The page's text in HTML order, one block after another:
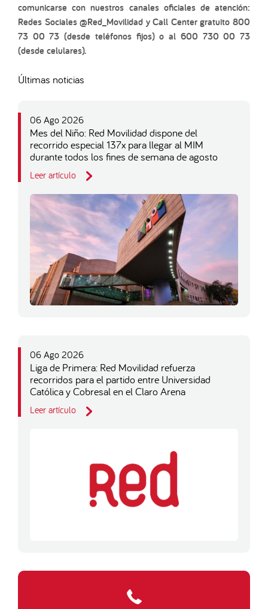
comunicarse con nuestros canales oficiales de atención:
Redes Sociales @Red_Movilidad y Call Center gratuito 800
73 00 73 (desde teléfonos fijos) o al 600 730 00 73
(desde celulares).
Últimas noticias
06 Ago 2026
Mes del Niño: Red Movilidad dispone del
recorrido especial 137x para llegar al MIM
durante todos los fines de semana de agosto
Leer artículo
06 Ago 2026
Liga de Primera: Red Movilidad refuerza
recorridos para el partido entre Universidad
Católica y Cobresal en el Claro Arena
Leer artículo